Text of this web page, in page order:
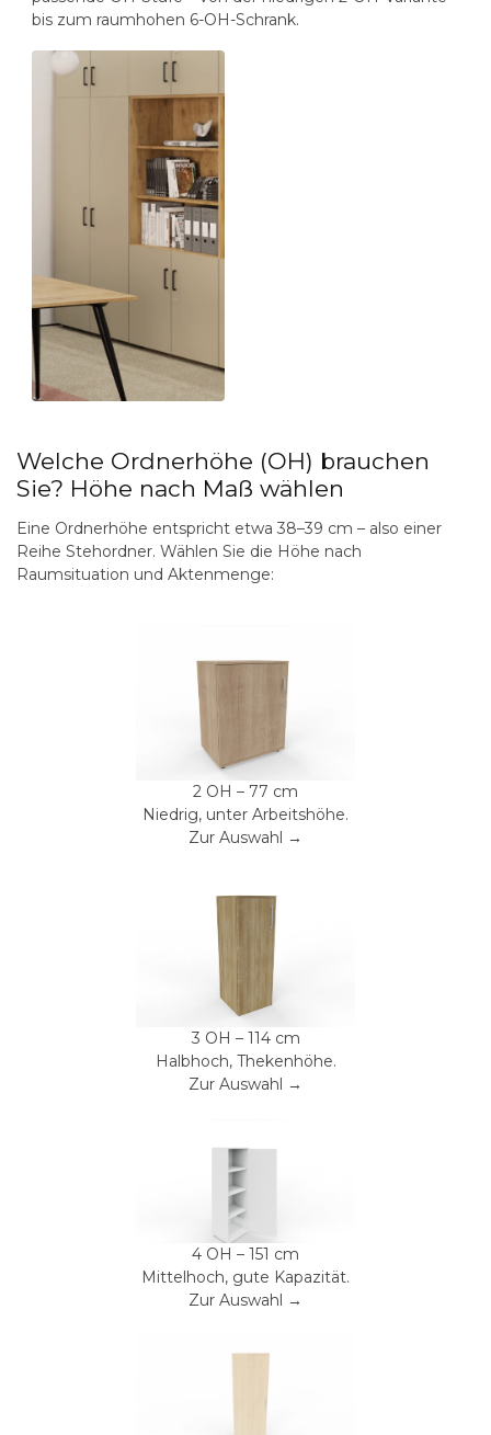
bis zum raumhohen 6-OH-Schrank.
Welche Ordnerhöhe (OH) brauchen
Sie? Höhe nach Maß wählen
Eine Ordnerhöhe entspricht etwa 38–39 cm – also einer
Reihe Stehordner. Wählen Sie die Höhe nach
Raumsituation und Aktenmenge:
2 OH – 77 cm
Niedrig, unter Arbeitshöhe.
Zur Auswahl →
3 OH – 114 cm
Halbhoch, Thekenhöhe.
Zur Auswahl →
4 OH – 151 cm
Mittelhoch, gute Kapazität.
Zur Auswahl →